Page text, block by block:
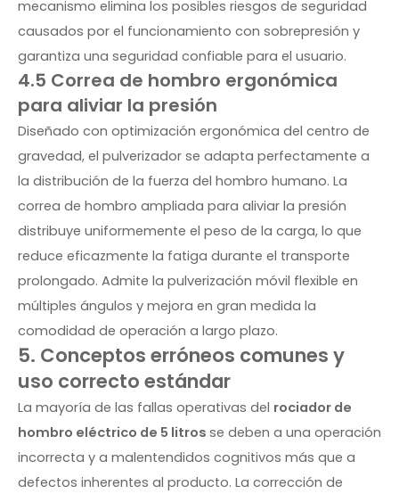
mecanismo elimina los posibles riesgos de seguridad
causados ​​por el funcionamiento con sobrepresión y
garantiza una seguridad confiable para el usuario.
4.5 Correa de hombro ergonómica
para aliviar la presión
Diseñado con optimización ergonómica del centro de
gravedad, el pulverizador se adapta perfectamente a
la distribución de la fuerza del hombro humano. La
correa de hombro ampliada para aliviar la presión
distribuye uniformemente el peso de la carga, lo que
reduce eficazmente la fatiga durante el transporte
prolongado. Admite la pulverización móvil flexible en
múltiples ángulos y mejora en gran medida la
comodidad de operación a largo plazo.
5. Conceptos erróneos comunes y
uso correcto estándar
La mayoría de las fallas operativas del rociador de
hombro eléctrico de 5 litros se deben a una operación
incorrecta y a malentendidos cognitivos más que a
defectos inherentes al producto. La corrección de